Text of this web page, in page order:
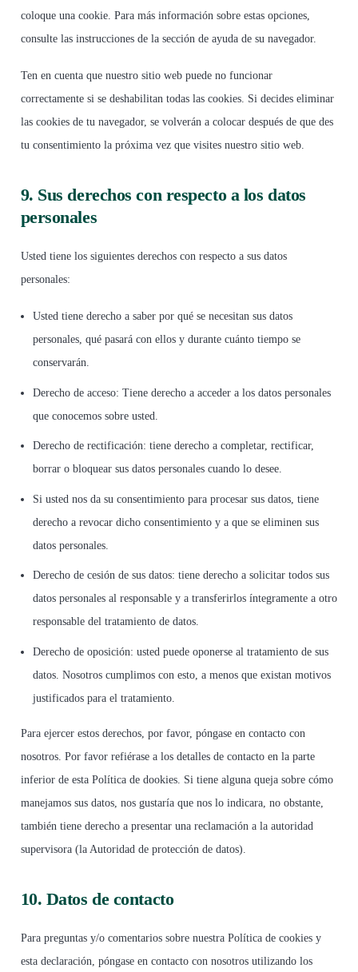
coloque una cookie. Para más información sobre estas opciones,
consulte las instrucciones de la sección de ayuda de su navegador.
Ten en cuenta que nuestro sitio web puede no funcionar
correctamente si se deshabilitan todas las cookies. Si decides eliminar
las cookies de tu navegador, se volverán a colocar después de que des
tu consentimiento la próxima vez que visites nuestro sitio web.
9. Sus derechos con respecto a los datos
personales
Usted tiene los siguientes derechos con respecto a sus datos
personales:
Usted tiene derecho a saber por qué se necesitan sus datos
personales, qué pasará con ellos y durante cuánto tiempo se
conservarán.
Derecho de acceso: Tiene derecho a acceder a los datos personales
que conocemos sobre usted.
Derecho de rectificación: tiene derecho a completar, rectificar,
borrar o bloquear sus datos personales cuando lo desee.
Si usted nos da su consentimiento para procesar sus datos, tiene
derecho a revocar dicho consentimiento y a que se eliminen sus
datos personales.
Derecho de cesión de sus datos: tiene derecho a solicitar todos sus
datos personales al responsable y a transferirlos íntegramente a otro
responsable del tratamiento de datos.
Derecho de oposición: usted puede oponerse al tratamiento de sus
datos. Nosotros cumplimos con esto, a menos que existan motivos
justificados para el tratamiento.
Para ejercer estos derechos, por favor, póngase en contacto con
nosotros. Por favor refiérase a los detalles de contacto en la parte
inferior de esta Política de dookies. Si tiene alguna queja sobre cómo
manejamos sus datos, nos gustaría que nos lo indicara, no obstante,
también tiene derecho a presentar una reclamación a la autoridad
supervisora (la Autoridad de protección de datos).
10. Datos de contacto
Para preguntas y/o comentarios sobre nuestra Política de cookies y
esta declaración, póngase en contacto con nosotros utilizando los